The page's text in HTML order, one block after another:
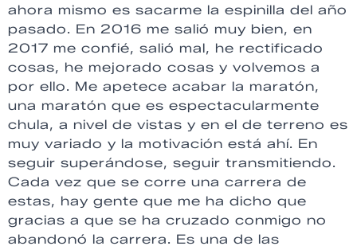
ahora mismo es sacarme la espinilla del año
pasado. En 2016 me salió muy bien, en
2017 me confié, salió mal, he rectificado
cosas, he mejorado cosas y volvemos a
por ello. Me apetece acabar la maratón,
una maratón que es espectacularmente
chula, a nivel de vistas y en el de terreno es
muy variado y la motivación está ahí. En
seguir superándose, seguir transmitiendo.
Cada vez que se corre una carrera de
estas, hay gente que me ha dicho que
gracias a que se ha cruzado conmigo no
abandonó la carrera. Es una de las